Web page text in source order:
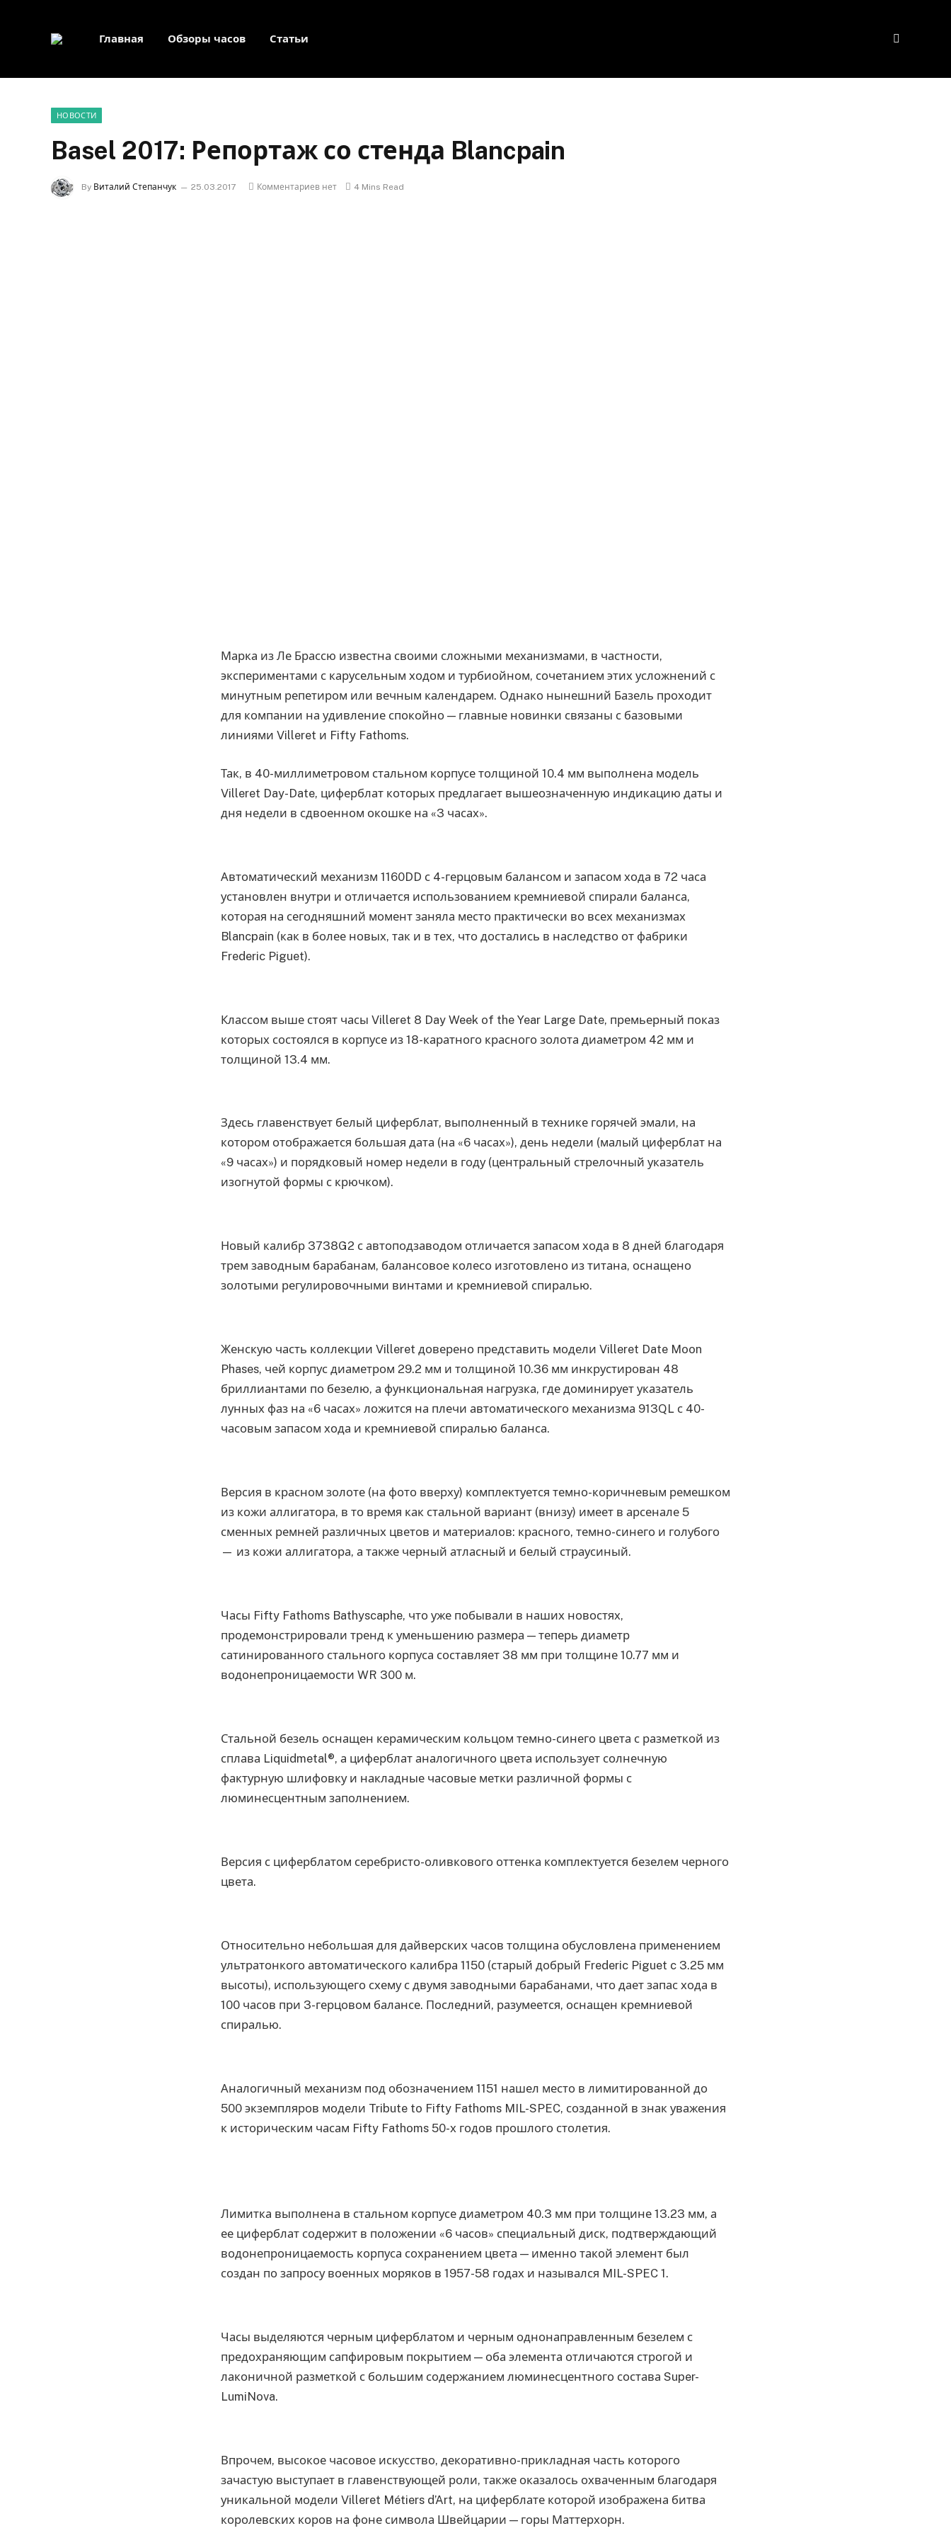
Главная Обзоры часов Статьи
НОВОСТИ
Basel 2017: Репортаж со стенда Blancpain
By Виталий Степанчук 25.03.2017 Комментариев нет 4 Mins Read
Марка из Ле Брассю известна своими сложными механизмами, в частности,
экспериментами с карусельным ходом и турбиойном, сочетанием этих усложнений с
минутным репетиром или вечным календарем. Однако нынешний Базель проходит
для компании на удивление спокойно — главные новинки связаны с базовыми
линиями Villeret и Fifty Fathoms.
Так, в 40-миллиметровом стальном корпусе толщиной 10.4 мм выполнена модель
Villeret Day-Date, циферблат которых предлагает вышеозначенную индикацию даты и
дня недели в сдвоенном окошке на «3 часах».
Автоматический механизм 1160DD с 4-герцовым балансом и запасом хода в 72 часа
установлен внутри и отличается использованием кремниевой спирали баланса,
которая на сегодняшний момент заняла место практически во всех механизмах
Blancpain (как в более новых, так и в тех, что достались в наследство от фабрики
Frederic Piguet).
Классом выше стоят часы Villeret 8 Day Week of the Year Large Date, премьерный показ
которых состоялся в корпусе из 18-каратного красного золота диаметром 42 мм и
толщиной 13.4 мм.
Здесь главенствует белый циферблат, выполненный в технике горячей эмали, на
котором отображается большая дата (на «6 часах»), день недели (малый циферблат на
«9 часах») и порядковый номер недели в году (центральный стрелочный указатель
изогнутой формы с крючком).
Новый калибр 3738G2 с автоподзаводом отличается запасом хода в 8 дней благодаря
трем заводным барабанам, балансовое колесо изготовлено из титана, оснащено
золотыми регулировочными винтами и кремниевой спиралью.
Женскую часть коллекции Villeret доверено представить модели Villeret Date Moon
Phases, чей корпус диаметром 29.2 мм и толщиной 10.36 мм инкрустирован 48
бриллиантами по безелю, а функциональная нагрузка, где доминирует указатель
лунных фаз на «6 часах» ложится на плечи автоматического механизма 913QL с 40-
часовым запасом хода и кремниевой спиралью баланса.
Версия в красном золоте (на фото вверху) комплектуется темно-коричневым ремешком
из кожи аллигатора, в то время как стальной вариант (внизу) имеет в арсенале 5
сменных ремней различных цветов и материалов: красного, темно-синего и голубого
— из кожи аллигатора, а также черный атласный и белый страусиный.
Часы Fifty Fathoms Bathyscaphe, что уже побывали в наших новостях,
продемонстрировали тренд к уменьшению размера — теперь диаметр
сатинированного стального корпуса составляет 38 мм при толщине 10.77 мм и
водонепроницаемости WR 300 м.
Стальной безель оснащен керамическим кольцом темно-синего цвета с разметкой из
сплава Liquidmetal®, а циферблат аналогичного цвета использует солнечную
фактурную шлифовку и накладные часовые метки различной формы с
люминесцентным заполнением.
Версия с циферблатом серебристо-оливкового оттенка комплектуется безелем черного
цвета.
Относительно небольшая для дайверских часов толщина обусловлена применением
ультратонкого автоматического калибра 1150 (старый добрый Frederic Piguet c 3.25 мм
высоты), использующего схему с двумя заводными барабанами, что дает запас хода в
100 часов при 3-герцовом балансе. Последний, разумеется, оснащен кремниевой
спиралью.
Аналогичный механизм под обозначением 1151 нашел место в лимитированной до
500 экземпляров модели Tribute to Fifty Fathoms MIL-SPEC, созданной в знак уважения
к историческим часам Fifty Fathoms 50-х годов прошлого столетия.
Лимитка выполнена в стальном корпусе диаметром 40.3 мм при толщине 13.23 мм, а
ее циферблат содержит в положении «6 часов» специальный диск, подтверждающий
водонепроницаемость корпуса сохранением цвета — именно такой элемент был
создан по запросу военных моряков в 1957-58 годах и назывался MIL-SPEC 1.
Часы выделяются черным циферблатом и черным однонаправленным безелем с
предохраняющим сапфировым покрытием — оба элемента отличаются строгой и
лаконичной разметкой с большим содержанием люминесцентного состава Super-
LumiNova.
Впрочем, высокое часовое искусство, декоративно-прикладная часть которого
зачастую выступает в главенствующей роли, также оказалось охваченным благодаря
уникальной модели Villeret Métiers d’Art, на циферблате которой изображена битва
королевских коров на фоне символа Швейцарии — горы Маттерхорн.